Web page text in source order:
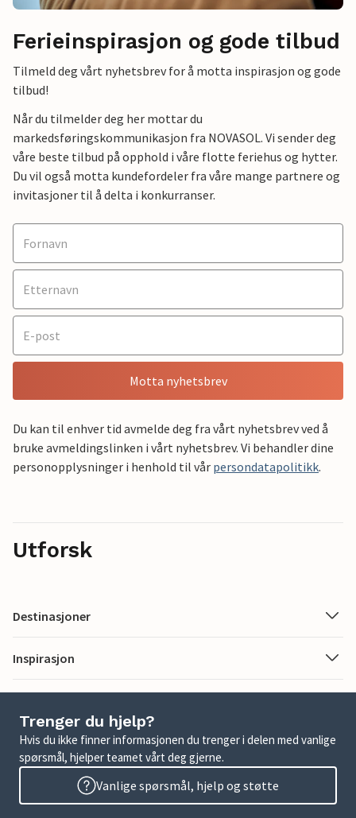
Ferieinspirasjon og gode tilbud
Tilmeld deg vårt nyhetsbrev for å motta inspirasjon og gode
tilbud!
Når du tilmelder deg her mottar du
markedsføringskommunikasjon fra NOVASOL. Vi sender deg
våre beste tilbud på opphold i våre flotte feriehus og hytter.
Du vil også motta kundefordeler fra våre mange partnere og
invitasjoner til å delta i konkurranser.
Motta nyhetsbrev
Du kan til enhver tid avmelde deg fra vårt nyhetsbrev ved å
bruke avmeldingslinken i vårt nyhetsbrev. Vi behandler dine
personopplysninger i henhold til vår persondatapolitikk.
Utforsk
Destinasjoner
Inspirasjon
Trenger du hjelp?
Hvis du ikke finner informasjonen du trenger i delen med vanlige
spørsmål, hjelper teamet vårt deg gjerne.
Vanlige spørsmål, hjelp og støtte